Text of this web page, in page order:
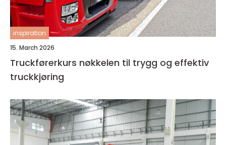
inspiration
15. March 2026
Truckførerkurs nøkkelen til trygg og effektiv
truckkjøring